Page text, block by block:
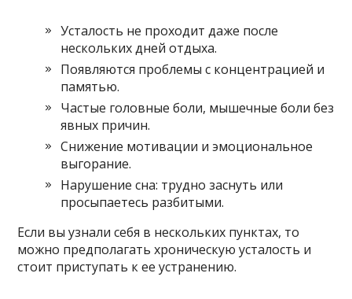
Усталость не проходит даже после
нескольких дней отдыха.
Появляются проблемы с концентрацией и
памятью.
Частые головные боли, мышечные боли без
явных причин.
Снижение мотивации и эмоциональное
выгорание.
Нарушение сна: трудно заснуть или
просыпаетесь разбитыми.
Если вы узнали себя в нескольких пунктах, то
можно предполагать хроническую усталость и
стоит приступать к ее устранению.